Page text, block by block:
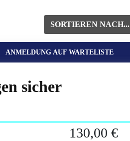
SORTIEREN NACH...
ANMELDUNG AUF WARTELISTE
sicher
130,00 €